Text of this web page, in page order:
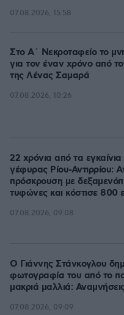
07.08.2026, 15:58
Στο Α΄ Νεκροταφείο το
για τον έναν χρόνο από
της Λένας Σαμαρά
07.08.2026, 10:26
22 χρόνια από τα εγκαίνια
γέφυρας Ρίου-Αντιρρίου:
πρόσκρουση με
τυφώνες και κόστισε 800
07.08.2026, 09:08
Ο Γιάννης Στάνκογλου
φωτογραφία του από το
μακριά μαλλιά:
07.08.2026, 09:09